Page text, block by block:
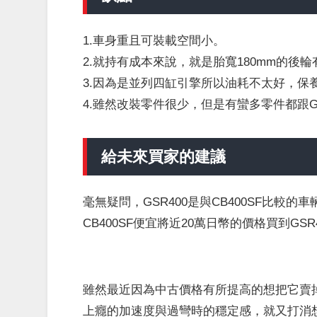
1.車身重且可裝載空間小。
2.就持有成本來說，就是胎寬180mm的後
3.因為是並列四缸引擎所以油耗不太好，保
4.雖然改裝零件很少，但是有蠻多零件都跟
給未來買家的建議
毫無疑問，GSR400是與CB400SF比較的
CB400SF便宜將近20萬日幣的價格買到
雖然最近因為中古價格有所提高的想把它
上癮的加速度與過彎時的穩定感，就又打消